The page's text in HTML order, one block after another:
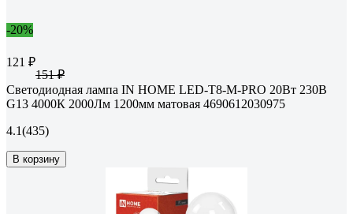
-20%
121 ₽
151 ₽
Светодиодная лампа IN HOME LED-T8-М-PRO 20Вт 230В
G13 4000К 2000Лм 1200мм матовая 4690612030975
4.1(435)
В корзину